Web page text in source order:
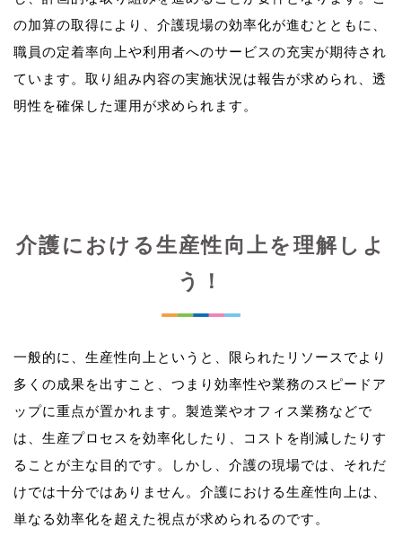
の加算の取得により、介護現場の効率化が進むとともに、
職員の定着率向上や利用者へのサービスの充実が期待され
ています。取り組み内容の実施状況は報告が求められ、透
介護における生産性向上を理解しよ
う！
一般的に、生産性向上というと、限られたリソースでより
多くの成果を出すこと、つまり効率性や業務のスピードア
ップに重点が置かれます。製造業やオフィス業務などで
は、生産プロセスを効率化したり、コストを削減したりす
ることが主な目的です。しかし、介護の現場では、それだ
けでは十分ではありません。介護における生産性向上は、
単なる効率化を超えた視点が求められるのです。